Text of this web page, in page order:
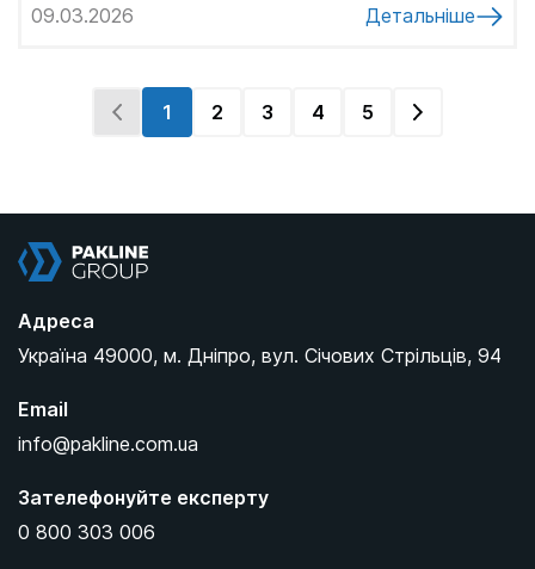
09.03.2026
Детальніше
1 2 3 4 5
Адреса
Україна 49000, м. Дніпро, вул. Січових Стрільців, 94
Email
info@pakline.com.ua
Зателефонуйте експерту
0 800 303 006